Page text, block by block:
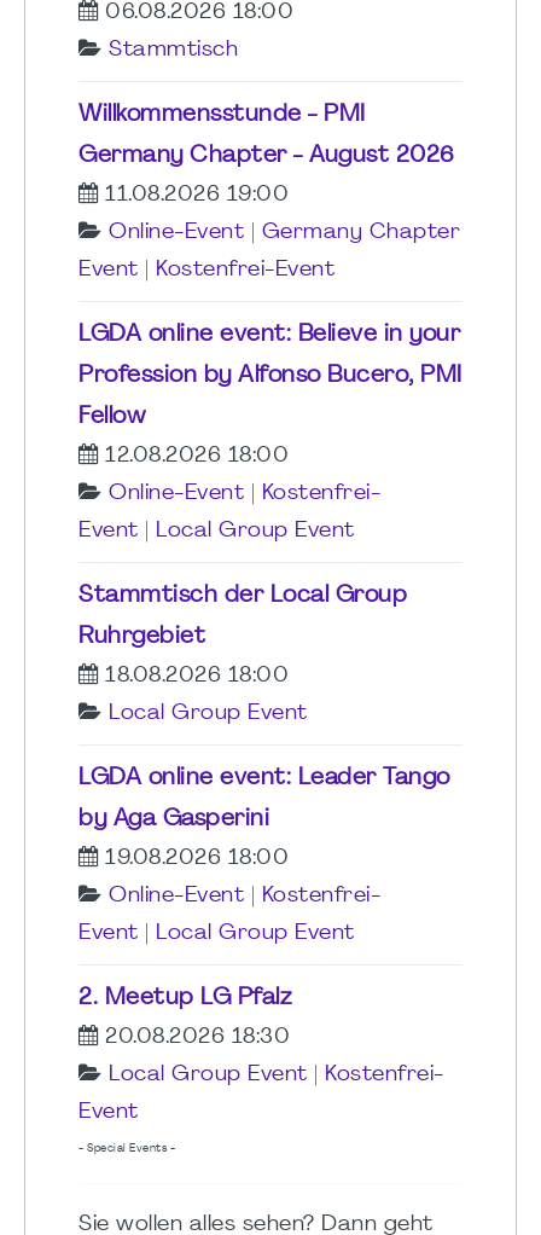
06.08.2026 18:00
Stammtisch
Willkommensstunde - PMI
Germany Chapter - August 2026
11.08.2026 19:00
Online-Event
Germany Chapter
Event
Kostenfrei-Event
LGDA online event: Believe in your
Profession by Alfonso Bucero, PMI
Fellow
12.08.2026 18:00
Online-Event
Kostenfrei-
Event
Local Group Event
Stammtisch der Local Group
Ruhrgebiet
18.08.2026 18:00
Local Group Event
LGDA online event: Leader Tango
by Aga Gasperini
19.08.2026 18:00
Online-Event
Kostenfrei-
Event
Local Group Event
2. Meetup LG Pfalz
20.08.2026 18:30
Local Group Event
Kostenfrei-
Event
- Special Events -
Sie wollen alles sehen? Dann geht